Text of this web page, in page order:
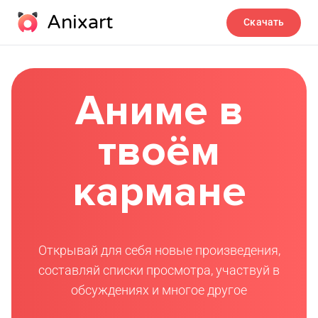
Anixart Скачать
Аниме в
твоём
кармане
Открывай для себя новые произведения,
составляй списки просмотра, участвуй в
обсуждениях и многое другое